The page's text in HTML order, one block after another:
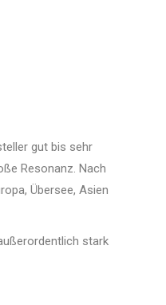
gut bis sehr
Resonanz. Nach
Übersee, Asien
stark